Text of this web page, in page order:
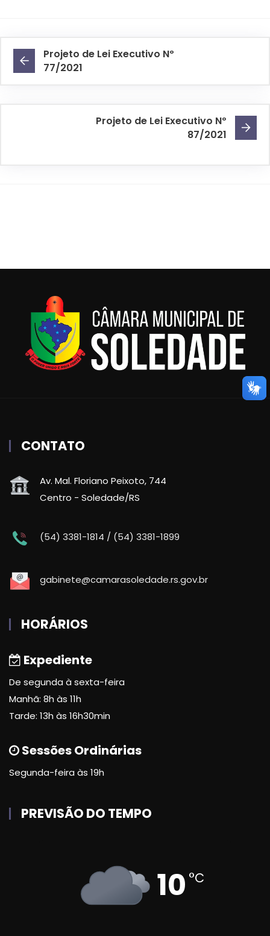
Projeto de Lei Executivo Nº
77/2021
Projeto de Lei Executivo Nº
87/2021
CONTATO
Av. Mal. Floriano Peixoto, 744
Centro - Soledade/RS
(54) 3381-1814 / (54) 3381-1899
gabinete@camarasoledade.rs.gov.br
HORÁRIOS
Expediente
De segunda à sexta-feira
Manhã: 8h às 11h
Tarde: 13h às 16h30min
Sessões Ordinárias
Segunda-feira às 19h
PREVISÃO DO TEMPO
10 °C